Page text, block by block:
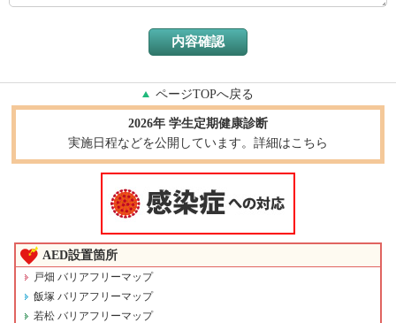
ページTOPへ戻る
2026年 学生定期健康診断
実施日程などを公開しています。詳細はこちら
AED設置箇所
戸畑 バリアフリーマップ
飯塚 バリアフリーマップ
若松 バリアフリーマップ